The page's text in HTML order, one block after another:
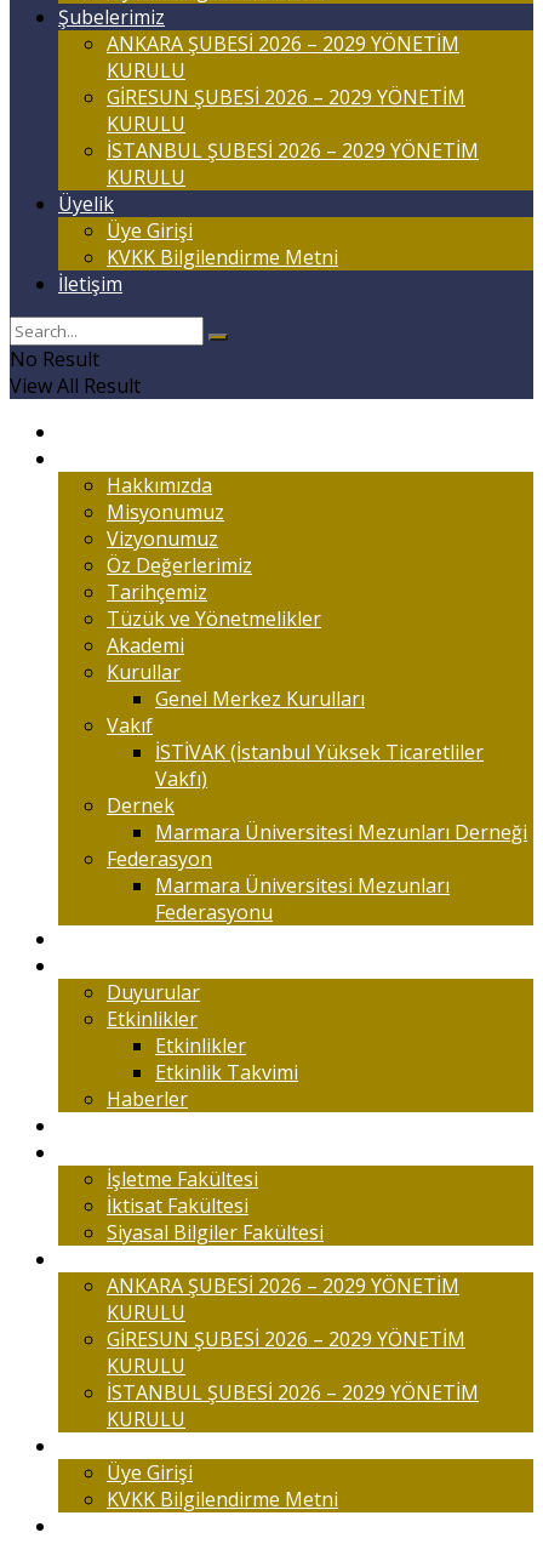
Şubelerimiz
ANKARA ŞUBESİ 2026 – 2029 YÖNETİM
KURULU
GİRESUN ŞUBESİ 2026 – 2029 YÖNETİM
KURULU
İSTANBUL ŞUBESİ 2026 – 2029 YÖNETİM
KURULU
Üyelik
Üye Girişi
KVKK Bilgilendirme Metni
İletişim
No Result
View All Result
Hakkımızda
Misyonumuz
Vizyonumuz
Öz Değerlerimiz
Tarihçemiz
Tüzük ve Yönetmelikler
Akademi
Kurullar
Genel Merkez Kurulları
Vakıf
İSTİVAK (İstanbul Yüksek Ticaretliler
Vakfı)
Dernek
Marmara Üniversitesi Mezunları Derneği
Federasyon
Marmara Üniversitesi Mezunları
Federasyonu
Duyurular
Etkinlikler
Etkinlikler
Etkinlik Takvimi
Haberler
İşletme Fakültesi
İktisat Fakültesi
Siyasal Bilgiler Fakültesi
ANKARA ŞUBESİ 2026 – 2029 YÖNETİM
KURULU
GİRESUN ŞUBESİ 2026 – 2029 YÖNETİM
KURULU
İSTANBUL ŞUBESİ 2026 – 2029 YÖNETİM
KURULU
Üye Girişi
KVKK Bilgilendirme Metni